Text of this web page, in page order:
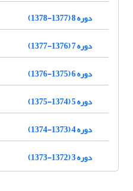
دوره 8 (1377-1378)
دوره 7 (1376-1377)
دوره 6 (1375-1376)
دوره 5 (1374-1375)
دوره 4 (1373-1374)
دوره 3 (1372-1373)